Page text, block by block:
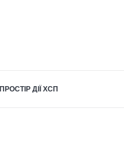
ПРОСТІР ДІЇ ХСП